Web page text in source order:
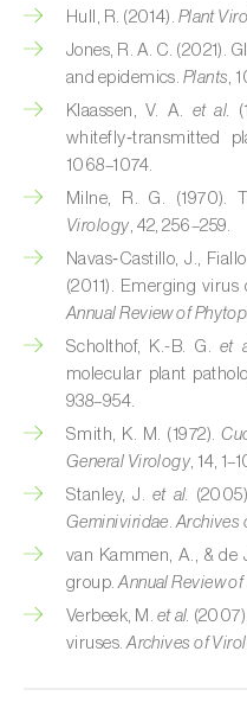
Hull, R. (2014). Plant
Jones, R. A. C. (2021).
and epidemics. Plants ,
Klaassen, V. A. et al.
whitefly‑transmitted
1068–1074.
Milne, R. G. (1970).
Virology , 42, 256–259.
Navas‑Castillo, J.,
(2011). Emerging virus
Annual Review of
Scholthof, K.-B. G. et
molecular plant
938–954.
Smith, K. M. (1972).
General Virology , 14,
Stanley, J. et al.
Geminiviridae Archives
van Kammen, A., & de
group.Annual Review
Verbeek, M. et al. (2007).
viruses.Archives of